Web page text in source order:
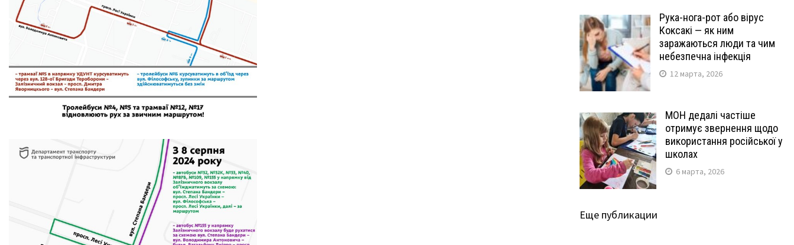
Рука-нога-рот або вірус
Коксакі — як ним
заражаються люди та чим
небезпечна інфекція
12 марта, 2026
МОН дедалі частіше
отримує звернення щодо
використання російської у
школах
6 марта, 2026
Еще публикации